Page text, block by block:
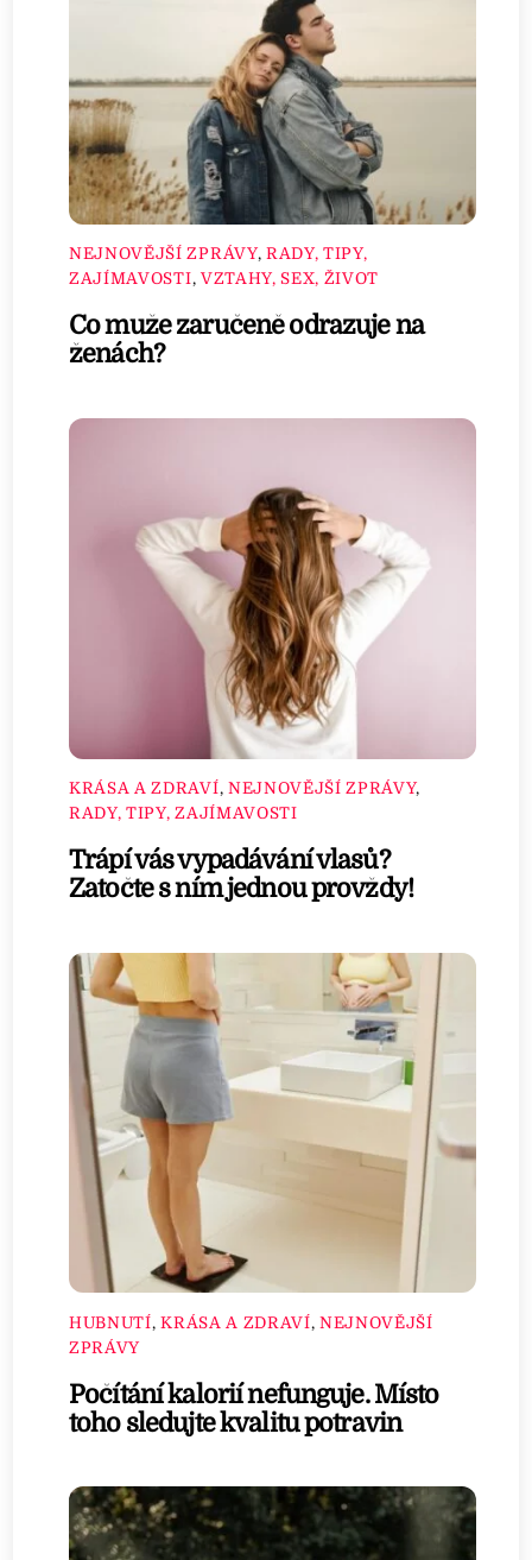
NEJNOVĚJŠÍ ZPRÁVY, RADY, TIPY,
ZAJÍMAVOSTI, VZTAHY, SEX, ŽIVOT
Co muže zaručeně odrazuje na
ženách?
KRÁSA A ZDRAVÍ, NEJNOVĚJŠÍ ZPRÁVY,
RADY, TIPY, ZAJÍMAVOSTI
Trápí vás vypadávání vlasů?
Zatočte s ním jednou provždy!
HUBNUTÍ,KRÁSA A ZDRAVÍ, NEJNOVĚJŠÍ
ZPRÁVY
Počítání kalorií nefunguje. Místo
toho sledujte kvalitu potravin